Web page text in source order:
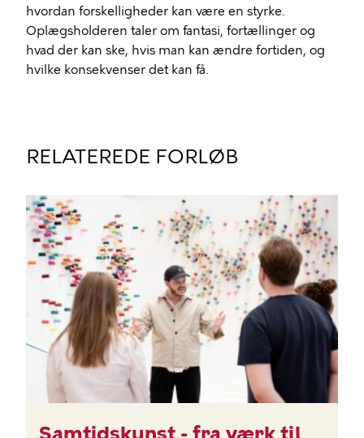
hvordan forskelligheder kan være en styrke.
Oplægsholderen taler om fantasi, fortællinger og
hvad der kan ske, hvis man kan ændre fortiden, og
hvilke konsekvenser det kan få.
RELATEREDE FORLØB
BILLEDE